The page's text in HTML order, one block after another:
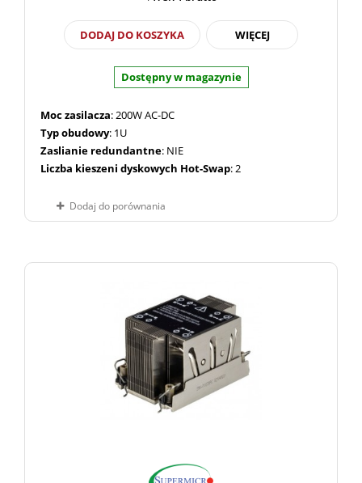
DODAJ DO KOSZYKA WIĘCEJ
Dostępny w magazynie
Moc zasilacza: 200W AC-DC
Typ obudowy: 1U
Zaslianie redundantne: NIE
Liczba kieszeni dyskowych Hot-Swap: 2
Dodaj do porównania